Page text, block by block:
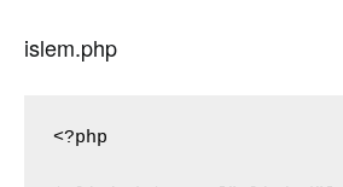
islem.php
<?php